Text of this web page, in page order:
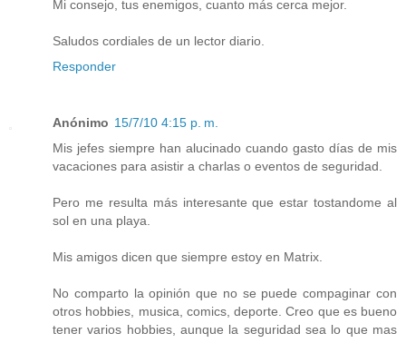
Mi consejo, tus enemigos, cuanto más cerca mejor.
Saludos cordiales de un lector diario.
Responder
Anónimo 15/7/10 4:15 p. m.
Mis jefes siempre han alucinado cuando gasto días de mis
vacaciones para asistir a charlas o eventos de seguridad.
Pero me resulta más interesante que estar tostandome al
sol en una playa.
Mis amigos dicen que siempre estoy en Matrix.
No comparto la opinión que no se puede compaginar con
otros hobbies, musica, comics, deporte. Creo que es bueno
tener varios hobbies, aunque la seguridad sea lo que mas